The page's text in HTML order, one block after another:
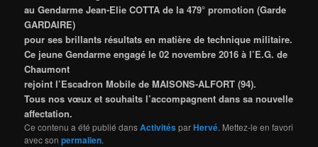
au Gendarme Jean-Elie COTTAde la 479° promotion (Garde
GARDAIRE)
pour ses brillants résultats en matière de technique militaire.
Ce jeune Gendarmeengagé le 02 novembre 2016 à l’E.G. de
Chaumont
rejoint l’Escadron Mobile de MAISONS-ALFORT (94).
Tous nos vœux et souhaits l’accompagnent dans sa nouvelle
affectation.
Ce contenu a été publié dansActivitésparHervé. Mettez-le en favori
avec sonpermalien.